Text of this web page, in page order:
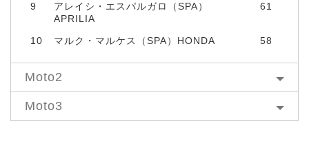
9
アレイシ・エスパルガロ（SPA）
APRILIA
61
10 マルク・マルケス（SPA）HONDA 58
Moto2
Moto3